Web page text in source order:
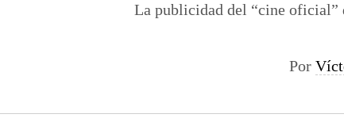
La publicidad del “cine oficial”
Por